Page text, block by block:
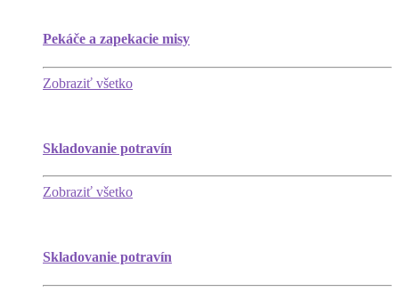
Pekáče a zapekacie misy
Zobraziť všetko
Skladovanie potravín
Zobraziť všetko
Skladovanie potravín